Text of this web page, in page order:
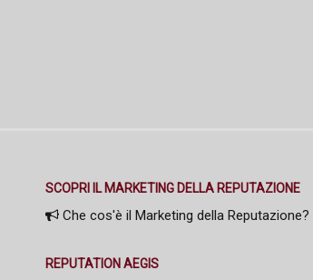
SCOPRI IL MARKETING DELLA REPUTAZIONE
Che cos'è il Marketing della Reputazione?
REPUTATION AEGIS